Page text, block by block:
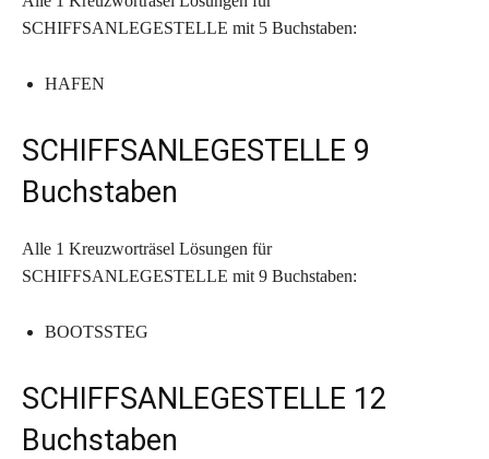
SCHIFFSANLEGESTELLE mit 5 Buchstaben:
HAFEN
SCHIFFSANLEGESTELLE 9
Buchstaben
Alle 1 Kreuzworträsel Lösungen für
SCHIFFSANLEGESTELLE mit 9 Buchstaben:
BOOTSSTEG
SCHIFFSANLEGESTELLE 12
Buchstaben